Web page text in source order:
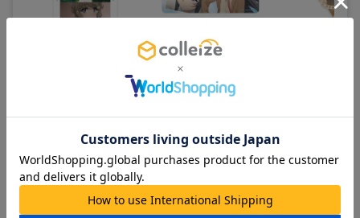
青春ブタ野郎はバニーガール
カートに追加
青春ブタ野郎はバニーガール
先輩の夢を見ない_桜島麻衣
場面写マルチデスクマット
¥3,600 (税抜)
カートに追加 カートに